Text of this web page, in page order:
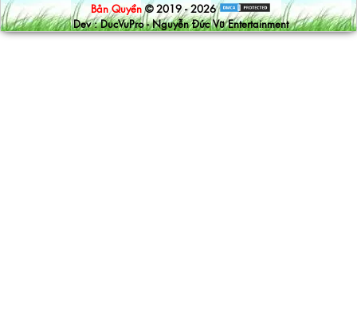
Bản Quyền © 2019 - 2026
Dev : DucVuPro - Nguyễn Đức Vũ Entertainment